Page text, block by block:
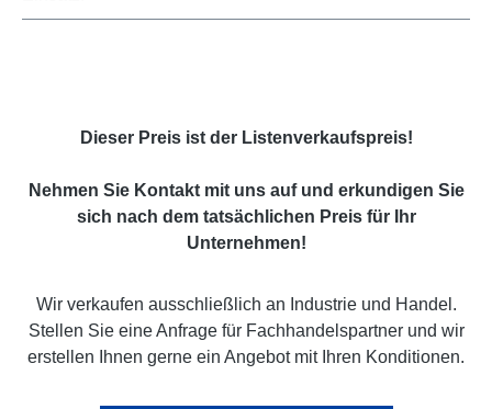
Dieser Preis ist der Listenverkaufspreis!
Nehmen Sie Kontakt mit uns auf und erkundigen Sie
sich nach dem tatsächlichen Preis für Ihr
Unternehmen!
Wir verkaufen ausschließlich an Industrie und Handel.
Stellen Sie eine Anfrage für Fachhandelspartner und wir
erstellen Ihnen gerne ein Angebot mit Ihren Konditionen.